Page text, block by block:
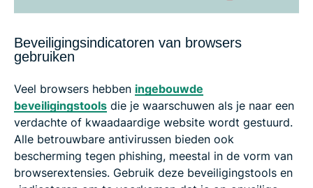
Beveiligingsindicatoren van browsers
gebruiken
Veel browsers hebben ingebouwde
beveiligingstools die je waarschuwen als je naar een
verdachte of kwaadaardige website wordt gestuurd.
Alle betrouwbare antivirussen bieden ook
bescherming tegen phishing, meestal in de vorm van
browserextensies. Gebruik deze beveiligingstools en